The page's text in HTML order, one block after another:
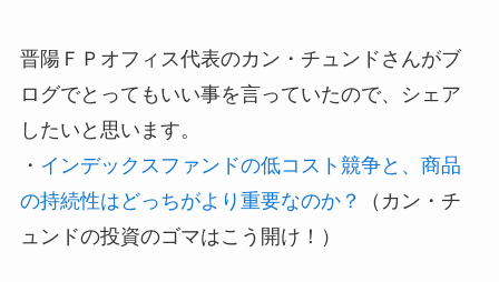
晋陽ＦＰオフィス代表のカン・チュンドさんがブ
ログでとってもいい事を言っていたので、シェア
したいと思います。
・ インデックスファンドの低コスト競争と、商品
の持続性はどっちがより重要なのか？
（カン・チ
ュンドの投資のゴマはこう開け！）